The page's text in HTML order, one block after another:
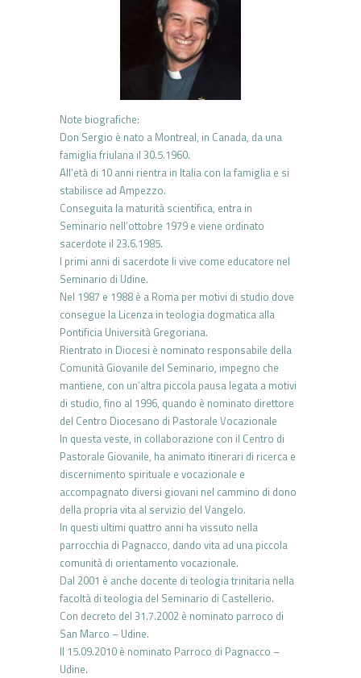
Note biografiche:
Don Sergio è nato a Montreal, in Canada, da una
famiglia friulana il 30.5.1960.
All’età di 10 anni rientra in Italia con la famiglia e si
stabilisce ad Ampezzo.
Conseguita la maturità scientifica, entra in
Seminario nell’ottobre 1979 e viene ordinato
sacerdote il 23.6.1985.
I primi anni di sacerdote li vive come educatore nel
Seminario di Udine.
Nel 1987 e 1988 è a Roma per motivi di studio dove
consegue la Licenza in teologia dogmatica alla
Pontificia Università Gregoriana.
Rientrato in Diocesi è nominato responsabile della
Comunità Giovanile del Seminario, impegno che
mantiene, con un’altra piccola pausa legata a motivi
di studio, fino al 1996, quando è nominato direttore
del Centro Diocesano di Pastorale Vocazionale
In questa veste, in collaborazione con il Centro di
Pastorale Giovanile, ha animato itinerari di ricerca e
discernimento spirituale e vocazionale e
accompagnato diversi giovani nel cammino di dono
della propria vita al servizio del Vangelo.
In questi ultimi quattro anni ha vissuto nella
parrocchia di Pagnacco, dando vita ad una piccola
comunità di orientamento vocazionale.
Dal 2001 è anche docente di teologia trinitaria nella
facoltà di teologia del Seminario di Castellerio.
Con decreto del 31.7.2002 è nominato parroco di
San Marco – Udine.
Il 15.09.2010 è nominato Parroco di Pagnacco –
Udine.